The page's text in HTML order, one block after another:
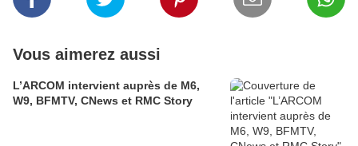
Vous aimerez aussi
L’ARCOM intervient auprès de M6,
W9, BFMTV, CNews et RMC Story